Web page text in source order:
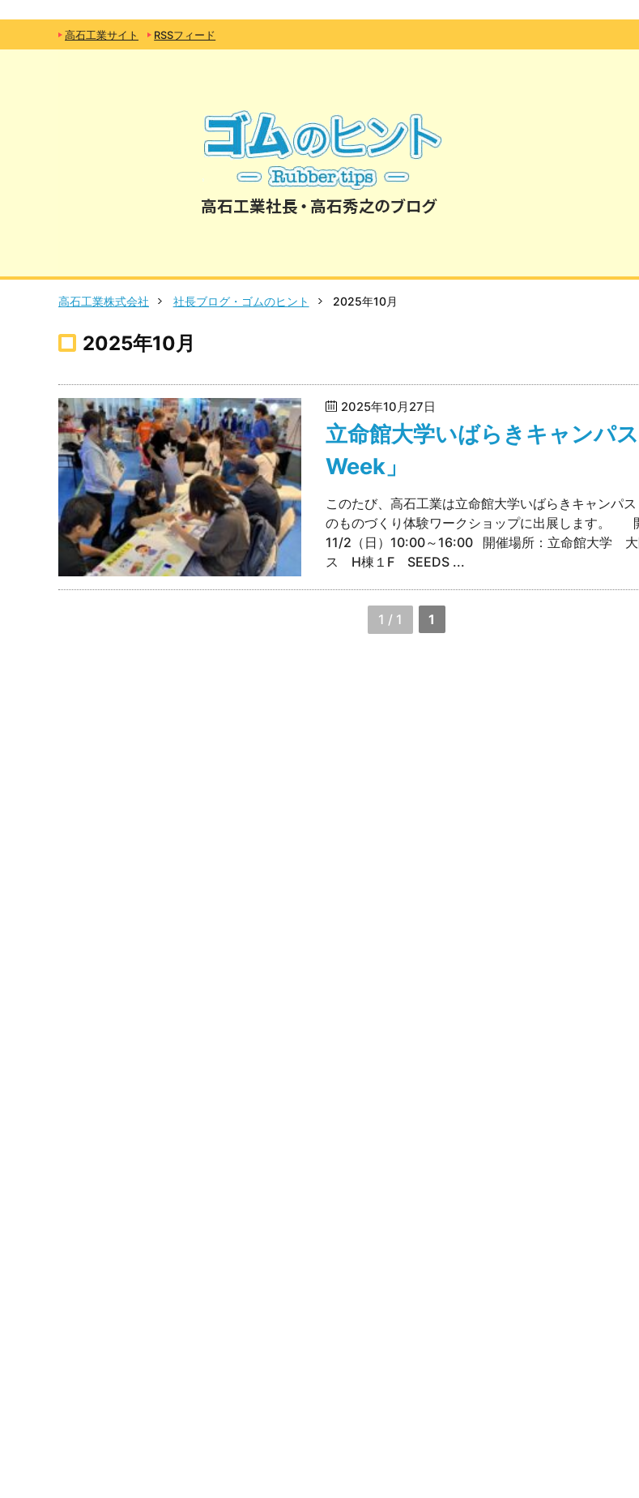
高石工業サイト RSSフィード
高石工業株式会社 社長ブログ・ゴムのヒント 2025年10月
2025年10月
2025年10月27日
立命館大学いばらきキャンパ
Week」
このたび、高石工業は立命館大学いばらきキャンパス
のものづくり体験ワークショップに出展します。
11/2（日）10:00～16:00 開催場所：立命館大学 大
ス H棟１F SEEDS ...
1 / 1 1